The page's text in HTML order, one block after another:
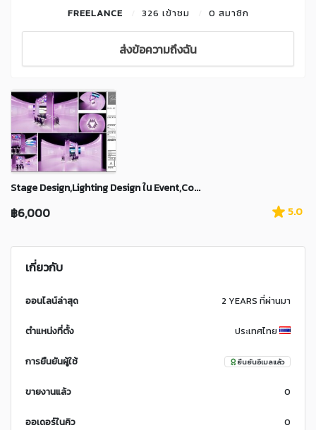
FREELANCE 326 เข้าชม 0 สมาชิก
ส่งข้อความถึงฉัน
Stage Design,Lighting Design ใน Event,Co...
฿6,000 5.0
เกี่ยวกับ
ออนไลน์ล่าสุด 2 YEARS ที่ผ่านมา
ตำแหน่งที่ตั้ง ประเทศไทย
การยืนยันผู้ใช้ ยืนยันอีเมลแล้ว
ขายงานแล้ว 0
ออเดอร์ในคิว 0